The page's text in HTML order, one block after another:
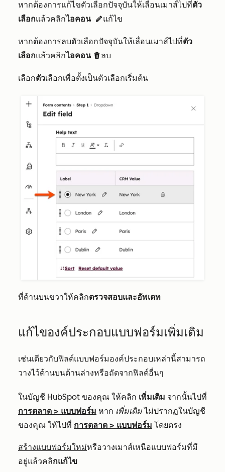
หากต้องการแก้ไขตัวเลือกปัจจุบันให้เลื่อนเมาส์ไปที่ตัว
เลือกแล้วคลิกไอคอน editแก้ไข
หากต้องการลบตัวเลือกปัจจุบันให้เลื่อนเมาส์ไปที่ตัว
เลือกแล้วคลิกไอคอน deleteลบ
เลือกตัวเลือกเพื่อตั้งเป็นตัวเลือกเริ่มต้น
ที่ด้านบนขวาให้คลิกตรวจสอบและอัพเดท
แก้ไของค์ประกอบแบบฟอร์มเพิ่มเติม
เช่นเดียวกับฟิลด์แบบฟอร์มองค์ประกอบเหล่านี้สามารถ
วางไว้ด้านบนด้านล่างหรือถัดจากฟิลด์อื่นๆ
ในบัญชี HubSpot ของคุณ ให้คลิก เพิ่มเติม จากนั้นไปที่
การตลาด > แบบฟอร์ม หาก เพิ่มเติมไม่ปรากฏในบัญชี
ของคุณ ให้ไปที่ การตลาด > แบบฟอร์ม โดยตรง
สร้างแบบฟอร์มใหม่หรือวางเมาส์เหนือแบบฟอร์มที่มี
อยู่แล้วคลิกแก้ไข